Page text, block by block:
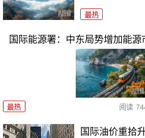
最热
国际能源署：中东局势增加能源
最热 阅读
国际油价重拾